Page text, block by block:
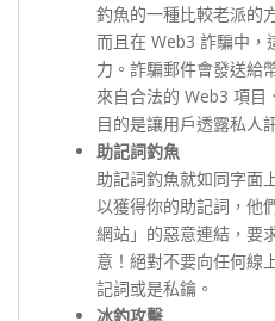
釣魚的一種比較老派的
而且在 Web3 詐騙中，
力。詐騙郵件會發送給
來自合法的 Web3 項目
目的是讓用戶透露私人
助記詞釣魚
助記詞釣魚就如同字
以獲得你的助記詞，他
網站」的惡意連結，要
意！絕對不要向任何線
記詞或是私鑰。
冰釣攻擊